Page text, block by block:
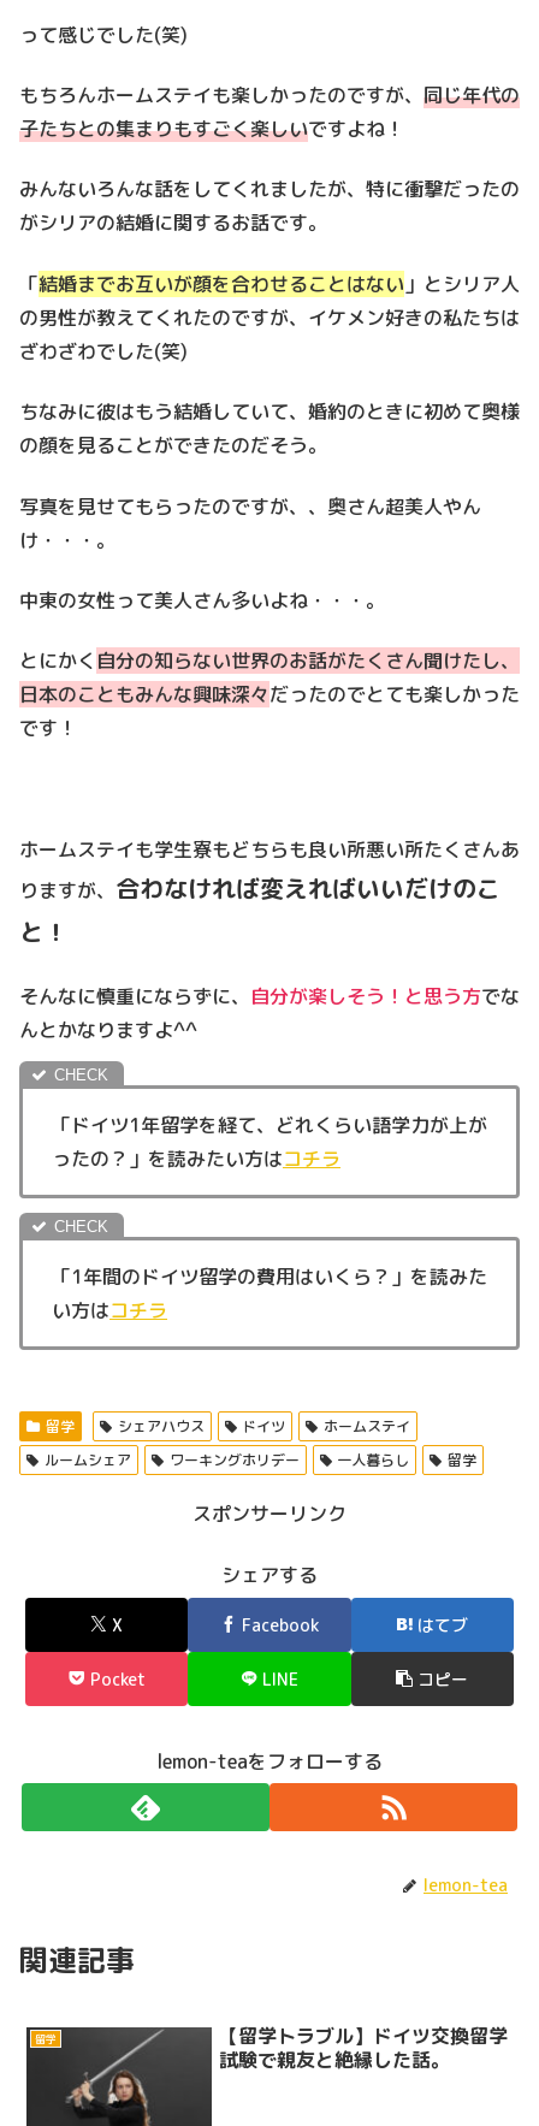
って感じでした(笑)
もちろんホームステイも楽しかったのですが、 同じ年代の
子たちとの集まりもすごく楽しいですよね！
みんないろんな話をしてくれましたが、特に衝撃だったの
がシリアの結婚に関するお話です。
「結婚までお互いが顔を合わせることはない 」とシリア人
の男性が教えてくれたのですが、イケメン好きの私たちは
ざわざわでした(笑)
ちなみに彼はもう結婚していて、婚約のときに初めて奥様
の顔を見ることができたのだそう。
写真を見せてもらったのですが、、奥さん超美人やん
け・・・。
中東の女性って美人さん多いよね・・・。
とにかく 自分の知らない世界のお話がたくさん聞けたし、
日本のこともみんな興味深々だったのでとても楽しかった
です！
ホームステイも学生寮もどちらも良い所悪い所たくさんあ
りますが、 合わなければ変えればいいだけのこ
と！
そんなに慎重にならずに、 自分が楽しそう！と思う方でな
んとかなりますよ^^
「ドイツ1年留学を経て、どれくらい語学力が上が
ったの？」を読みたい方はコチラ
「1年間のドイツ留学の費用はいくら？」を読みた
い方はコチラ
留学 シェアハウス ドイツ
ホームステイ
ルームシェア
ワーキングホリデー 一人暮らし 留学
スポンサーリンク
シェアする
X Facebook はてブ
Pocket LINE コピー
lemon-teaをフォローする
lemon-tea
関連記事
留学
【留学トラブル】ドイツ交換留学
試験で親友と絶縁した話。